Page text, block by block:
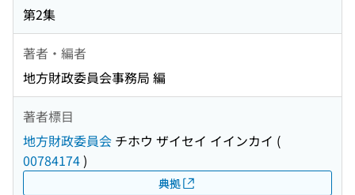
第2集
著者・編者
地方財政委員会事務局 編
著者標目
地方財政委員会 チホウ ザイセイ イインカイ (
00784174)
典拠